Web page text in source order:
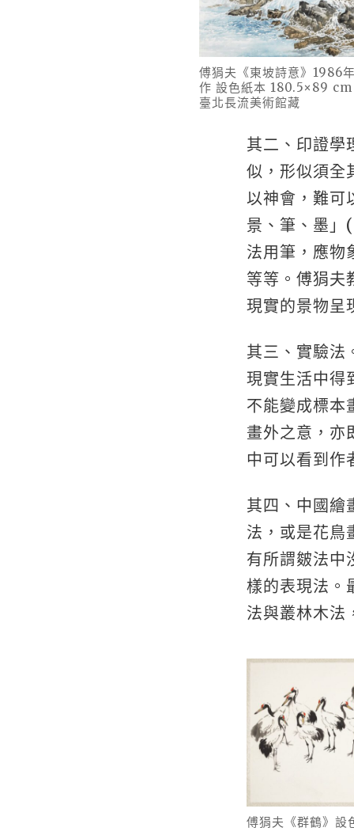
傅狷夫《東坡詩意》1986
作 設色紙本 180.5×89 cm
臺北長流美術館藏
其二、印證學
似，形似須全
以神會，難可
景、筆、墨」
法用筆，應物
等等。傅狷夫
現實的景物呈
其三、實驗法
現實生活中得
不能變成標本
畫外之意，亦
中可以看到作
其四、中國繪
法，或是花鳥
有所謂皴法中
樣的表現法。
法與叢林木法
傅狷夫《群鶴》